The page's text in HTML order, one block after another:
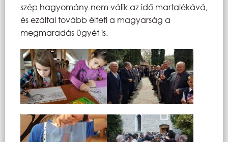
szép hagyomány nem válik az idő martalékává,
és ezáltal tovább élteti a magyarság a
megmaradás ügyét is.